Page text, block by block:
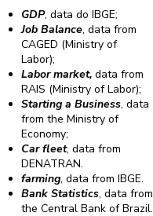
GDP, data do IBGE;
Job Balance, data from
CAGED (Ministry of
Labor);
Labor market,data from
RAIS (Ministry of Labor);
Starting a Business, data
from the Ministry of
Economy;
Car fleet, data from
DENATRAN.
farming, data from IBGE.
Bank Statistics, data from
the Central Bank of Brazil.